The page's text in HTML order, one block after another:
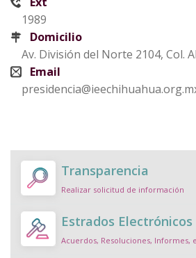
1989
Domicilio
Av. División del Norte 2104, Col.
Email
Transparencia
Realizar solicitud de información
Estrados Electrónicos
Acuerdos, Resoluciones, Informes,